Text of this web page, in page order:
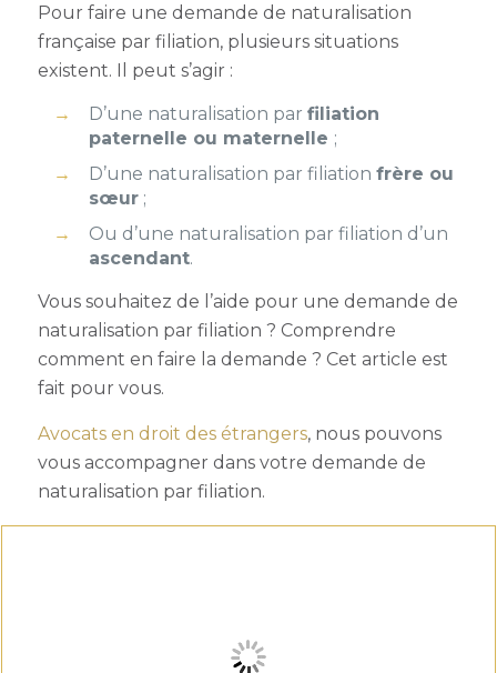
Pour faire une demande de naturalisation
française par filiation, plusieurs situations
existent. Il peut s’agir :
D’une naturalisation par filiation
paternelle ou maternelle ;
D’une naturalisation par filiation frère ou
sœur;
Ou d’une naturalisation par filiation d’un
ascendant.
Vous souhaitez de l’aide pour une demande de
naturalisation par filiation ? Comprendre
comment en faire la demande ? Cet article est
fait pour vous.
Avocats en droit des étrangers, nous pouvons
vous accompagner dans votre demande de
naturalisation par filiation.